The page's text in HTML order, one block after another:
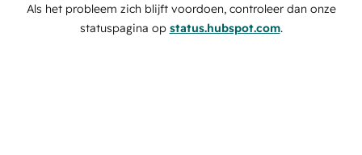
Als het probleem zich blijft voordoen, controleer dan onze
statuspagina op status.hubspot.com.